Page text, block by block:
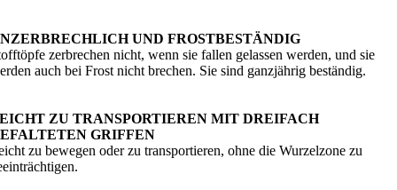
UND FROSTBESTÄNDIG
zerbrechen nicht, wenn sie fallen gelassen werden, und sie
auch bei Frost nicht brechen. Sie sind ganzjährig beständig.
ZU TRANSPORTIEREN MIT DREIFACH
GRIFFEN
zu bewegen oder zu transportieren, ohne die Wurzelzone zu